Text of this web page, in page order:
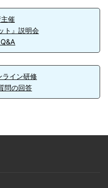
催
ト』説明会
イン研修
問の回答